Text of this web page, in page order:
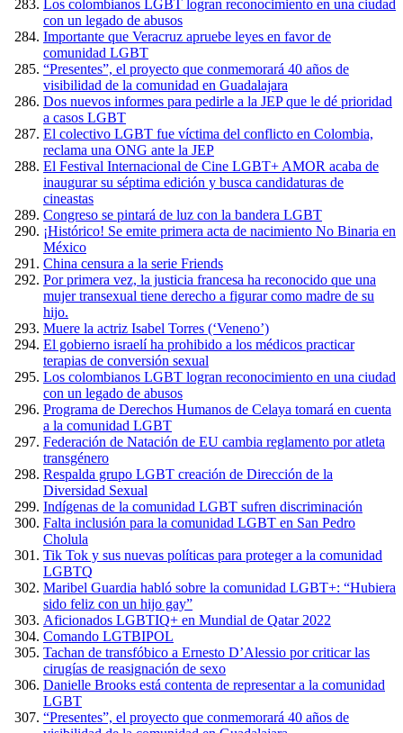
Los colombianos LGBT logran reconocimiento en una ciudad
con un legado de abusos
Importante que Veracruz apruebe leyes en favor de
comunidad LGBT
“Presentes”, el proyecto que conmemorará 40 años de
visibilidad de la comunidad en Guadalajara
Dos nuevos informes para pedirle a la JEP que le dé prioridad
a casos LGBT
El colectivo LGBT fue víctima del conflicto en Colombia,
reclama una ONG ante la JEP
El Festival Internacional de Cine LGBT+ AMOR acaba de
inaugurar su séptima edición y busca candidaturas de
cineastas
Congreso se pintará de luz con la bandera LGBT
¡Histórico! Se emite primera acta de nacimiento No Binaria en
México
China censura a la serie Friends
Por primera vez, la justicia francesa ha reconocido que una
mujer transexual tiene derecho a figurar como madre de su
hijo.
Muere la actriz Isabel Torres (‘Veneno’)
El gobierno israelí ha prohibido a los médicos practicar
terapias de conversión sexual
Los colombianos LGBT logran reconocimiento en una ciudad
con un legado de abusos
Programa de Derechos Humanos de Celaya tomará en cuenta
a la comunidad LGBT
Federación de Natación de EU cambia reglamento por atleta
transgénero
Respalda grupo LGBT creación de Dirección de la
Diversidad Sexual
Indígenas de la comunidad LGBT sufren discriminación
Falta inclusión para la comunidad LGBT en San Pedro
Cholula
Tik Tok y sus nuevas políticas para proteger a la comunidad
LGBTQ
Maribel Guardia habló sobre la comunidad LGBT+: “Hubiera
sido feliz con un hijo gay”
Aficionados LGBTIQ+ en Mundial de Qatar 2022
Comando LGTBIPOL
Tachan de transfóbico a Ernesto D’Alessio por criticar las
cirugías de reasignación de sexo
Danielle Brooks está contenta de representar a la comunidad
LGBT
“Presentes”, el proyecto que conmemorará 40 años de